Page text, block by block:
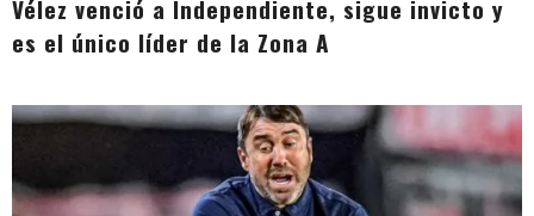
Vélez venció a Independiente, sigue invicto y
es el único líder de la Zona A